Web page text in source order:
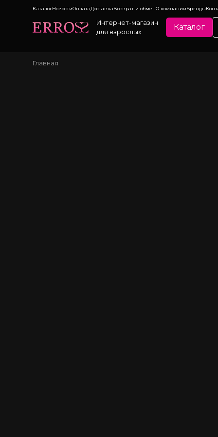
КаталогНовостиОплатаДоставкаВозврат и обменО компанииБренды
Интернет-магазин
для взрослых
Каталог
Главная